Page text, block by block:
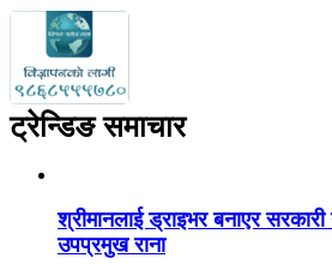
ट्रेन्डिङ समाचार
श्रीमानलाई ड्राइभर बनाएर सरकारी
उपप्रमुख राना